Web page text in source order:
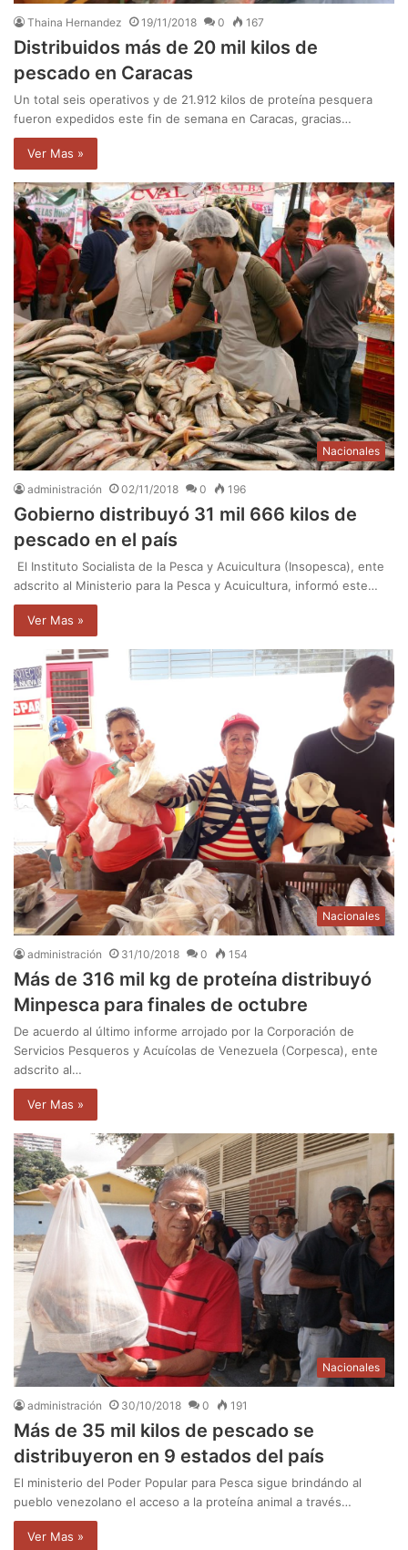
Thaina Hernandez 19/11/2018 0 167
Distribuidos más de 20 mil kilos de
pescado en Caracas
Un total seis operativos y de 21.912 kilos de proteína pesquera
fueron expedidos este fin de semana en Caracas, gracias…
Ver Mas »
Nacionales
administración 02/11/2018 0 196
Gobierno distribuyó 31 mil 666 kilos de
pescado en el país
El Instituto Socialista de la Pesca y Acuicultura (Insopesca), ente
adscrito al Ministerio para la Pesca y Acuicultura, informó este…
Ver Mas »
Nacionales
administración 31/10/2018 0 154
Más de 316 mil kg de proteína distribuyó
Minpesca para finales de octubre
De acuerdo al último informe arrojado por la Corporación de
Servicios Pesqueros y Acuícolas de Venezuela (Corpesca), ente
adscrito al…
Ver Mas »
Nacionales
administración 30/10/2018 0 191
Más de 35 mil kilos de pescado se
distribuyeron en 9 estados del país
El ministerio del Poder Popular para Pesca sigue brindándo al
pueblo venezolano el acceso a la proteína animal a través…
Ver Mas »